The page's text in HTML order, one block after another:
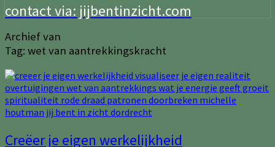
contact via: jijbentinzicht.com
Archief van
Tag: wet van aantrekkingskracht
Creëer
Creëer je eigen werkelijkheid